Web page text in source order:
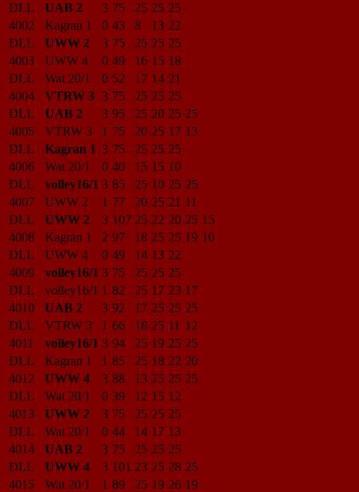
DLL
UAB 2 3 75 25 25 25
4002
Kagran 1 0 43 8 13 22
DLL
UWW 2 3 75 25 25 25
4003
UWW 4 0 49 16 15 18
DLL
Wat 20/1 0 52 17 14 21
4004
VTRW 3 3 75 25 25 25
DLL
UAB 2 3 95 25 20 25 25
4005
VTRW 3 1 75 20 25 17 13
DLL
Kagran 1 3 75 25 25 25
4006
Wat 20/1 0 40 15 15 10
DLL
volley16/1 3 85 25 10 25 25
4007
UWW 2 1 77 20 25 21 11
DLL
UWW 2 3 107 25 22 20 25 15
4008
Kagran 1 2 97 18 25 25 19 10
DLL
UWW 4 0 49 14 13 22
4009
volley16/1 3 75 25 25 25
DLL
volley16/1 1 82 25 17 23 17
4010
UAB 2 3 92 17 25 25 25
DLL
VTRW 3 1 66 18 25 11 12
4011
volley16/1 3 94 25 19 25 25
DLL
Kagran 1 1 85 25 18 22 20
4012
UWW 4 3 88 13 25 25 25
DLL
Wat 20/1 0 39 12 15 12
4013
UWW 2 3 75 25 25 25
DLL
Wat 20/1 0 44 14 17 13
4014
UAB 2 3 75 25 25 25
DLL
UWW 4 3 101 23 25 28 25
4015
Wat 20/1 1 89 25 19 26 19